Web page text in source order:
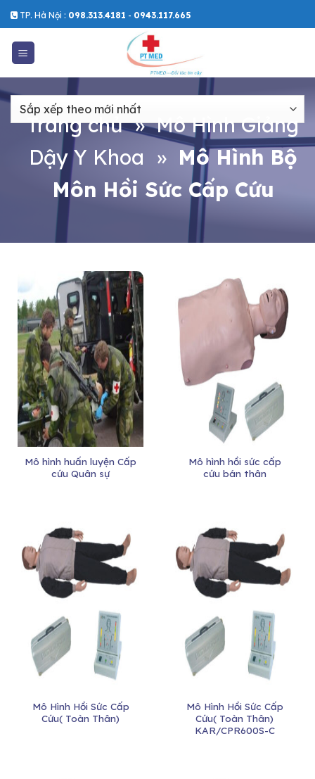
Skip
to
content
TP. Hà Nội : 098.313.4181 - 0943.117.665
Trang chủ » Mô Hình Giảng
Dậy Y Khoa » Mô Hình Bộ
Môn Hồi Sức Cấp Cứu
Mô hình huấn luyện Cấp
cứu Quân sự
Mô hình hồi sức cấp
cứu bán thân
Mô Hình Hồi Sức Cấp
Cứu( Toàn Thân)
Mô Hình Hồi Sức Cấp
Cứu( Toàn Thân)
KAR/CPR600S-C